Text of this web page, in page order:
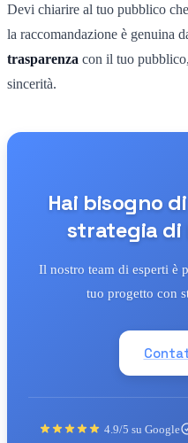
Devi chiarire al tuo pubblico
la raccomandazione è genuina
trasparenza con il tuo
sincerità.
Hai bisogno
strategia di
Il nostro team di esperti è
tuo progetto con
4.9/5 su Google